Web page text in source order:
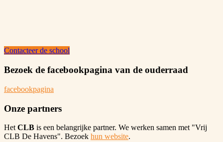
Contacteer de school
Bezoek de facebookpagina van de ouderraad
facebookpagina
Onze partners
Het CLB is een belangrijke partner. We werken samen met "Vrij
CLB De Havens". Bezoek hun website.